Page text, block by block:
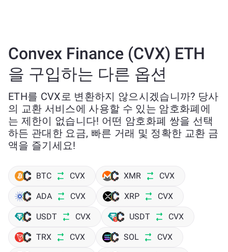
Convex Finance (CVX) ETH
을 구입하는 다른 옵션
ETH를 CVX로 변환하지 않으시겠습니까? 당사
의 교환 서비스에 사용할 수 있는 암호화폐에
는 제한이 없습니다! 어떤 암호화폐 쌍을 선택
하든 관대한 요금, 빠른 거래 및 정확한 교환 금
액을 즐기세요!
BTC CVX XMR CVX
ADA CVX XRP CVX
USDT CVX USDT CVX
TRX CVX SOL CVX